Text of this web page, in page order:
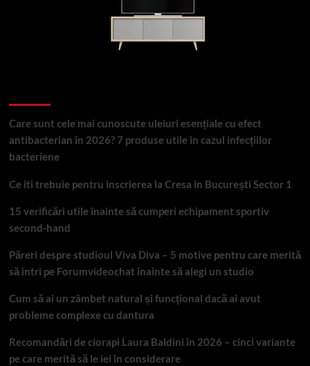
Care sunt cele mai cunoscute uleiuri esențiale cu efect
antibacterian în 2026? 7 produse utile în cazul infecțiilor
bacteriene
Ce iti trebuie pentru inscrierea la Cresa in București Sector 1
15 verificări utile înainte să cumperi echipament sportiv
second-hand
Păreri despre studioul Viva Diva – 5 motive pentru care merită
să intri pe Forumvideochat înainte să alegi un studio
Cum să ai un zâmbet natural și funcțional dacă ai avut
probleme complexe cu dantura
Recomandări de ciorapi Laura Baldini în 2026 – cinci variante
pe care merită să le iei în considerare